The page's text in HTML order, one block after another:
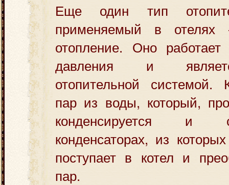
Еще один тип
применяемый в
отопление. Оно
давления и
отопительной системой.
пар из воды, который,
конденсируется и
конденсаторах, из
поступает в котел и
пар.